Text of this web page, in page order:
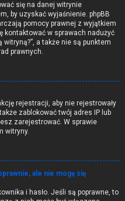
się na danej witrynie
by uzyskać wyjaśnienie. phpBB
pomocy prawnej z wyjątkiem
kontaktować w sprawach nadużyć
a także nie są punktem
prawnych.
rejestracji, aby nie rejestrowały
zablokować twój adres IP lub
zarejestrować. W sprawie
witryny.
ale nie mogę się
i hasło. Jeśli są poprawne, to